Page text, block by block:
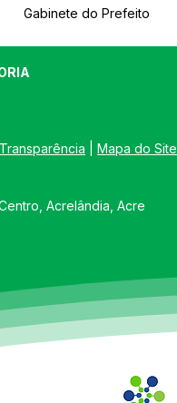
Gabinete do Prefeito
Mapa do Site
Acrelândia, Acre